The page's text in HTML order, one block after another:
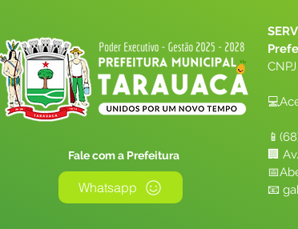
Fale com a Prefeitura
Whatsapp
CNPJ
🏢
📧